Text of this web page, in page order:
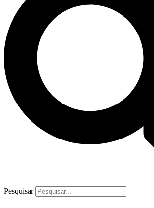
Pesquisar